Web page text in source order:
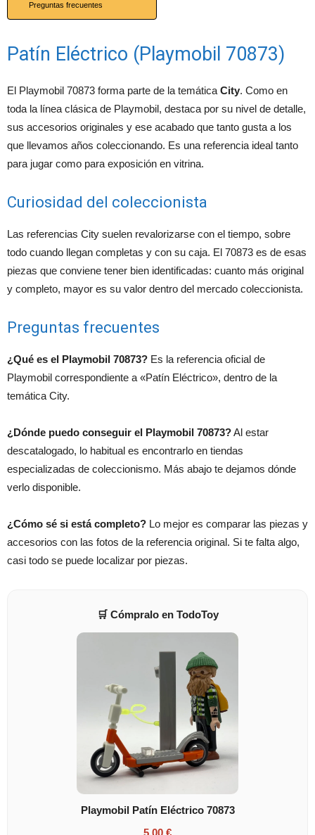
Preguntas frecuentes
Patín Eléctrico (Playmobil 70873)
El Playmobil 70873 forma parte de la temática City. Como en
toda la línea clásica de Playmobil, destaca por su nivel de detalle,
sus accesorios originales y ese acabado que tanto gusta a los
que llevamos años coleccionando. Es una referencia ideal tanto
para jugar como para exposición en vitrina.
Curiosidad del coleccionista
Las referencias City suelen revalorizarse con el tiempo, sobre
todo cuando llegan completas y con su caja. El 70873 es de esas
piezas que conviene tener bien identificadas: cuanto más original
y completo, mayor es su valor dentro del mercado coleccionista.
Preguntas frecuentes
¿Qué es el Playmobil 70873? Es la referencia oficial de
Playmobil correspondiente a «Patín Eléctrico», dentro de la
temática City.
¿Dónde puedo conseguir el Playmobil 70873?Al estar
descatalogado, lo habitual es encontrarlo en tiendas
especializadas de coleccionismo. Más abajo te dejamos dónde
verlo disponible.
¿Cómo sé si está completo? Lo mejor es comparar las piezas y
accesorios con las fotos de la referencia original. Si te falta algo,
casi todo se puede localizar por piezas.
🛒 Cómpralo en TodoToy
Playmobil Patín Eléctrico 70873
5.00 €